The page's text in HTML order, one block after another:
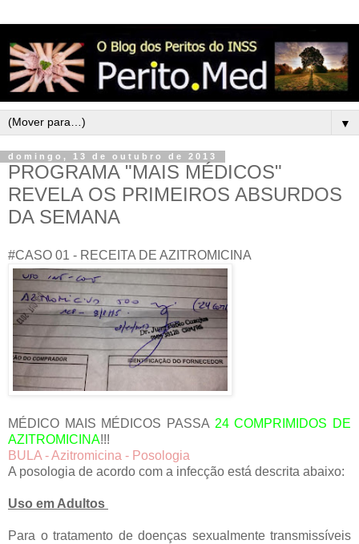
▼
domingo, 13 de outubro de 2013
PROGRAMA "MAIS MÉDICOS"
REVELA OS PRIMEIROS ABSURDOS
DA SEMANA
#CASO 01 - RECEITA DE AZITROMICINA
MÉDICO MAIS MÉDICOS PASSA 24 COMPRIMIDOS DE
AZITROMICINA!!!
BULA - Azitromicina - Posologia
A posologia de acordo com a infecção está descrita abaixo:
Uso em Adultos
Para o tratamento de doenças sexualmente transmissíveis